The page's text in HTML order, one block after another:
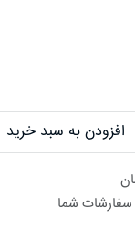
افزودن به سبد خرید
سفارشات شما